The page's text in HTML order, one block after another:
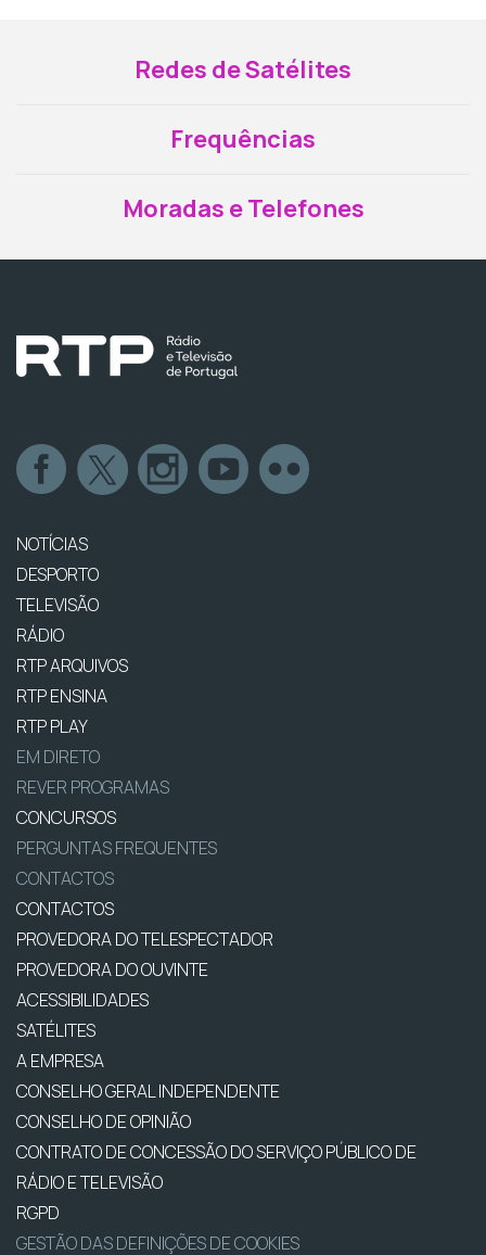
Redes de Satélites
Frequências
Moradas e Telefones
NOTÍCIAS
DESPORTO
TELEVISÃO
RÁDIO
RTP ARQUIVOS
RTP ENSINA
RTP PLAY
EM DIRETO
REVER PROGRAMAS
CONCURSOS
PERGUNTAS FREQUENTES
CONTACTOS
CONTACTOS
PROVEDORA DO TELESPECTADOR
PROVEDORA DO OUVINTE
ACESSIBILIDADES
SATÉLITES
A EMPRESA
CONSELHO GERAL INDEPENDENTE
CONSELHO DE OPINIÃO
CONTRATO DE CONCESSÃO DO SERVIÇO PÚBLICO DE
RÁDIO E TELEVISÃO
RGPD
GESTÃO DAS DEFINIÇÕES DE COOKIES